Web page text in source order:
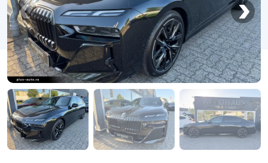
Alte tipuri vehicule
Despre Noi
Contact